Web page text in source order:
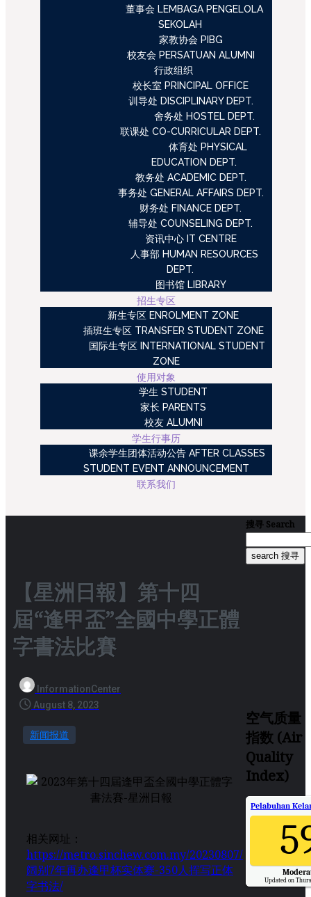
董事会 LEMBAGA PENGELOLA
SEKOLAH
家教协会 PIBG
校友会 PERSATUAN ALUMNI
行政组织
校长室 PRINCIPAL OFFICE
训导处 DISCIPLINARY DEPT.
舍务处 HOSTEL DEPT.
联课处 CO-CURRICULAR DEPT.
体育处 PHYSICAL
EDUCATION DEPT.
教务处 ACADEMIC DEPT.
事务处 GENERAL AFFAIRS DEPT.
财务处 FINANCE DEPT.
辅导处 COUNSELING DEPT.
资讯中心 IT CENTRE
人事部 HUMAN RESOURCES
DEPT.
图书馆 LIBRARY
招生专区
新生专区 ENROLMENT ZONE
插班生专区 TRANSFER STUDENT ZONE
国际生专区 INTERNATIONAL STUDENT
ZONE
使用对象
学生 STUDENT
家长 PARENTS
校友 ALUMNI
学生行事历
课余学生团体活动公告 AFTER CLASSES
STUDENT EVENT ANNOUNCEMENT
联系我们
【星洲日報】第十四
屆“逢甲盃”全國中學正體
字書法比賽
InformationCenter
August 8, 2023
新闻报道
相关网址：
https://metro.sinchew.com.my/20230807/
阔别7年再办逢甲杯实体赛-350人挥写正体
字书法/
搜寻 Search
search 搜寻
空气质量
指数 (Air
Quality
Index)
Pelabuhan
Updated on